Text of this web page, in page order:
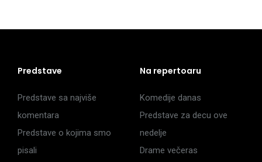
Predstave
Predstave sa najviše
komentara
Predstave o kojima smo
pisali
Na repertoaru
Komedije danas
Predstave za decu ove
nedelje
Drame večeras